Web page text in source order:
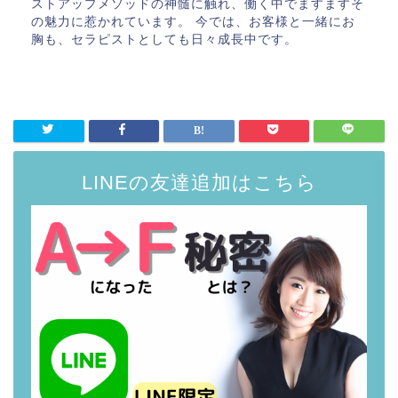
ストアップメソッドの神髄に触れ、働く中でますますそ
の魅力に惹かれています。 今では、お客様と一緒にお
胸も、セラピストとしても日々成長中です。
LINEの友達追加はこちら